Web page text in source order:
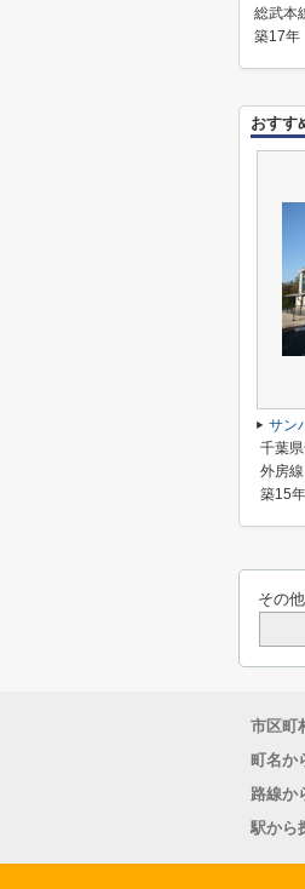
総武本
築17年
おすす
サン
千葉
外房
築15年
その
市区町
町名か
路線か
駅から